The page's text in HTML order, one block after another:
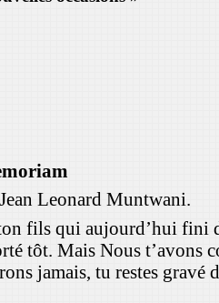
Leonard Muntwani.
fils qui aujourd’hui fini
tôt. Mais Nous t’avons
jamais, tu restes gravé